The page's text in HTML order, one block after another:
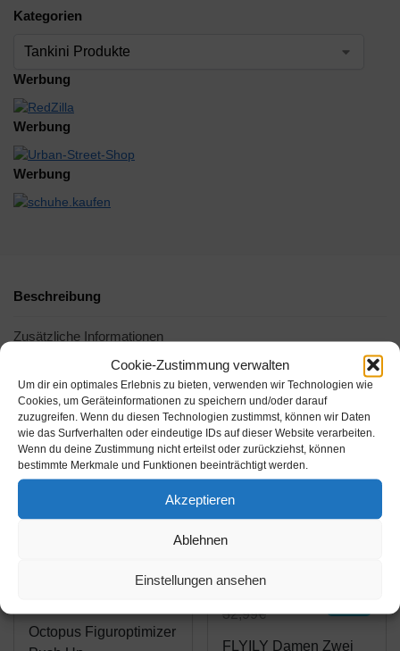
Cookie-Zustimmung verwalten
Um dir ein optimales Erlebnis zu bieten, verwenden wir Technologien wie
Cookies, um Geräteinformationen zu speichern und/oder darauf
zuzugreifen. Wenn du diesen Technologien zustimmst, können wir Daten
wie das Surfverhalten oder eindeutige IDs auf dieser Website verarbeiten.
Wenn du deine Zustimmung nicht erteilst oder zurückziehst, können
bestimmte Merkmale und Funktionen beeinträchtigt werden.
Akzeptieren
Ablehnen
Einstellungen ansehen
Kategorien
Werbung
Werbung
Werbung
Beschreibung
Zusätzliche Informationen
Octopus Figuroptimizer
32,99€ PRIME
FLYILY Damen Zwei